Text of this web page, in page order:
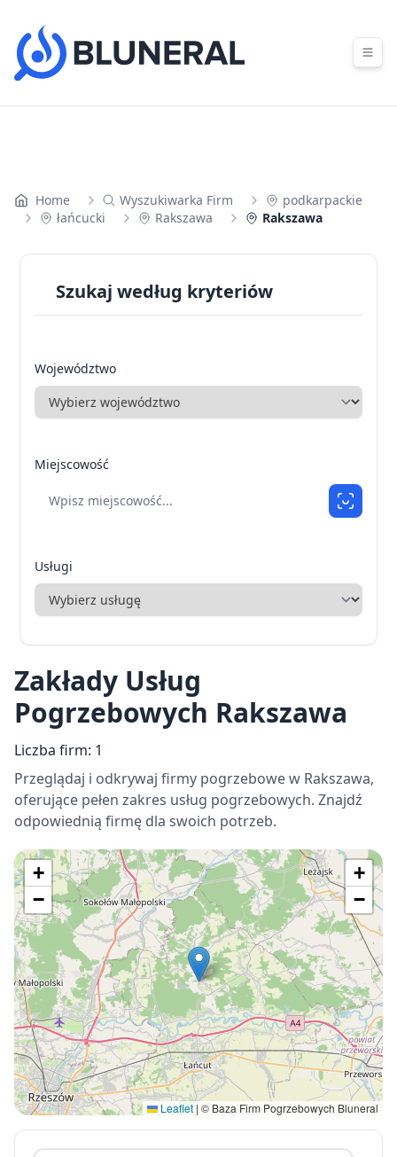
Home Wyszukiwarka Firm
podkarpackie
łańcucki
Rakszawa Rakszawa
Szukaj według kryteriów
Województwo
Miejscowość
Usługi
Zakłady Usług
Pogrzebowych Rakszawa
Liczba firm: 1
Przeglądaj i odkrywaj firmy pogrzebowe w Rakszawa,
oferujące pełen zakres usług pogrzebowych. Znajdź
odpowiednią firmę dla swoich potrzeb.
+
−
+
−
Leaflet | © Baza Firm Pogrzebowych Bluneral